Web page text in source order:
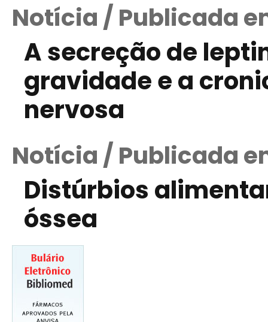
Notícia / Publicada
A secreção de
gravidade e a
nervosa
Notícia / Publicada
Distúrbios
óssea